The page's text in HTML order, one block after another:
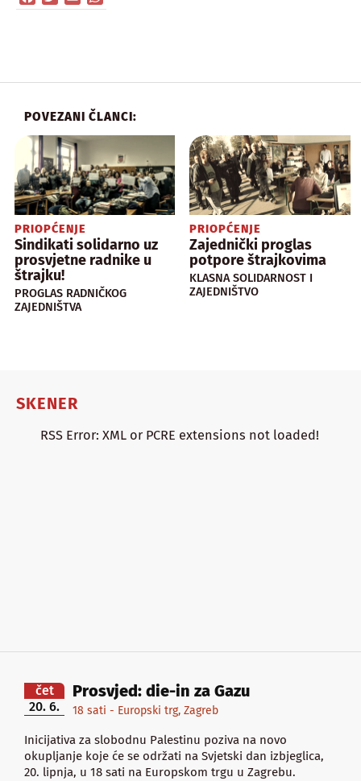
POVEZANI ČLANCI:
PRIOPĆENJE
Sindikati solidarno uz
prosvjetne radnike u
štrajku!
PROGLAS RADNIČKOG
ZAJEDNIŠTVA
PRIOPĆENJE
Zajednički proglas
potpore štrajkovima
KLASNA SOLIDARNOST I
ZAJEDNIŠTVO
SKENER
RSS Error: XML or PCRE extensions not loaded!
čet
20. 6.
Prosvjed: die-in za Gazu
18 sati - Europski trg, Zagreb
Inicijativa za slobodnu Palestinu poziva na novo
okupljanje koje će se održati na Svjetski dan izbjeglica,
20. lipnja, u 18 sati na Europskom trgu u Zagrebu.